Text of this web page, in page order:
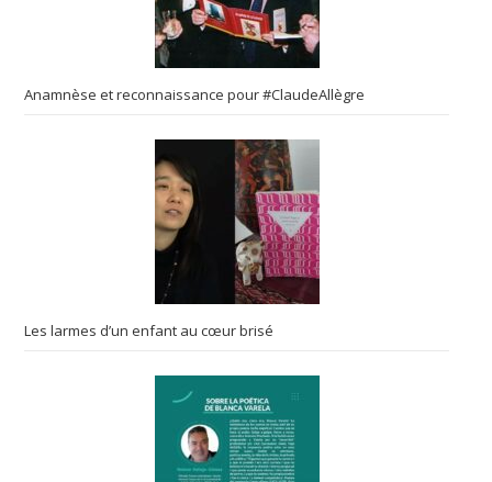
Anamnèse et reconnaissance pour #ClaudeAllègre
Les larmes d’un enfant au cœur brisé